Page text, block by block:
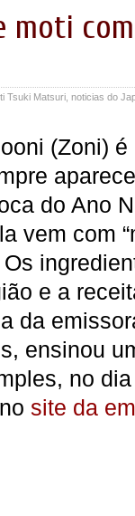
moti
Tsuki Matsuri noticias do
(Zoni)
do Ano
vem com
e a
da
ensinou
no
site da